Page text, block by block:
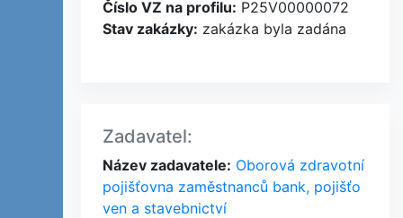
Číslo VZ na profilu: P25V00000072
Stav zakázky: zakázka byla zadána
Zadavatel:
Název zadavatele: Oborová zdravotní
pojišťovna zaměstnanců bank, pojišťo
ven a stavebnictví